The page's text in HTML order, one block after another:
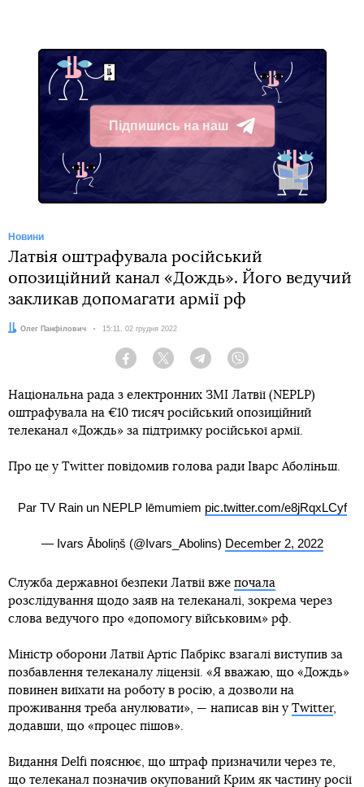
Підпишись на наш
Telegram
Новини
Латвія оштрафувала російський
опозиційний канал «Дождь». Його ведучий
закликав допомагати армії рф
Автор:
Олег Панфілович Дата:
15:11, 02 грудня 2022
Facebook Twitter Telegram
Національна рада з електронних ЗМІ Латвії (NEPLP)
оштрафувала на €10 тисяч російський опозиційний
телеканал «Дождь» за підтримку російської армії.
Про це у Twitter повідомив голова ради Іварс Аболіньш.
Par TV Rain un NEPLP lēmumiem pic.twitter.com/e8jRqxLCyf
— Ivars Āboliņš (@Ivars_Abolins) December 2, 2022
Служба державної безпеки Латвії вже почала
розслідування щодо заяв на телеканалі, зокрема через
слова ведучого про «допомогу військовим» рф.
Міністр оборони Латвії Артіс Пабрікс взагалі виступив за
позбавлення телеканалу ліцензії. «Я вважаю, що «Дождь»
повинен виїхати на роботу в росію, а дозволи на
проживання треба анулювати», — написав він у Twitter,
додавши, що «процес пішов».
Видання Delfi пояснює, що штраф призначили через те,
що телеканал позначив окупований Крим як частину росії